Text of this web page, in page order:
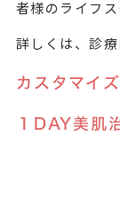
者様のライフ
詳しくは、診
カスタマイ
１DAY美肌